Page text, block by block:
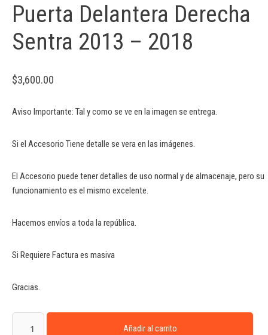
Puerta Delantera Derecha
Sentra 2013 – 2018
$3,600.00
Aviso Importante: Tal y como se ve en la imagen se entrega.
Si el Accesorio Tiene detalle se vera en las imágenes.
El Accesorio puede tener detalles de uso normal y de almacenaje, pero su
funcionamiento es el mismo excelente.
Hacemos envíos a toda la república.
Si Requiere Factura es masiva
Gracias.
Añadir al carrito